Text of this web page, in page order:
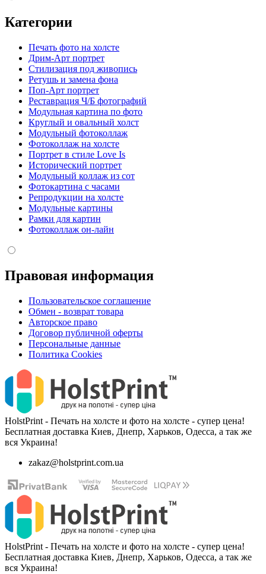
Категории
Печать фото на холсте
Дрим-Арт портрет
Стилизация под живопись
Ретушь и замена фона
Поп-Арт портрет
Реставрация Ч/Б фотографий
Модульная картина по фото
Круглый и овальный холст
Модульный фотоколлаж
Фотоколлаж на холсте
Портрет в стиле Love Is
Исторический портрет
Модульный коллаж из сот
Фотокартина с часами
Репродукции на холсте
Модульные картины
Рамки для картин
Фотоколлаж он-лайн
Правовая информация
Пользовательское соглашение
Обмен - возврат товара
Авторское право
Договор публичной оферты
Персональные данные
Политика Cookies
HolstPrint - Печать на холсте и фото на холсте - супер цена!
Бесплатная доставка Киев, Днепр, Харьков, Одесса, а так же
вся Украина!
zakaz@holstprint.com.ua
HolstPrint - Печать на холсте и фото на холсте - супер цена!
Бесплатная доставка Киев, Днепр, Харьков, Одесса, а так же
вся Украина!